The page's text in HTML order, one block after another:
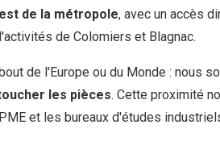
de la métropole, avec un accès
de Colomiers et Blagnac.
de l'Europe ou du Monde : nous
les pièces. Cette proximité
et les bureaux d'études